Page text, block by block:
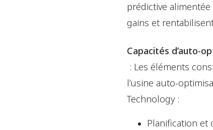
prédictive
gains et
Capacités d’auto-
: Les éléments
l’usine auto-
Technology :
Planification